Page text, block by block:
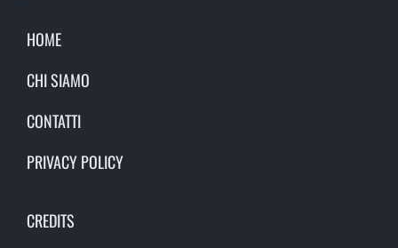
HOME
CHI SIAMO
CONTATTI
PRIVACY POLICY
CREDITS